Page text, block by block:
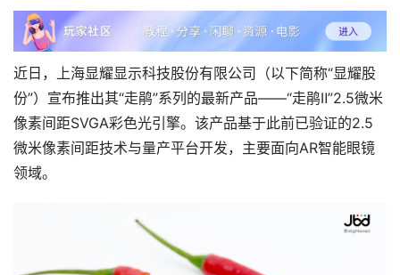
近日，上海显耀显示科技股份有限公司（以下简称“显耀股
份”）宣布推出其“走鹃”系列的最新产品——“走鹃Ⅱ”2.5微米
像素间距SVGA彩色光引擎。该产品基于此前已验证的2.5
微米像素间距技术与量产平台开发，主要面向AR智能眼镜
领域。